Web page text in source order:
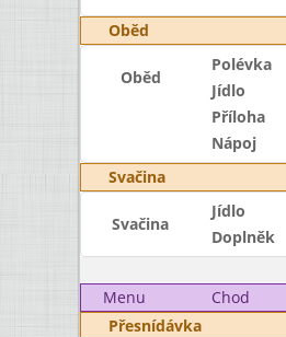
Oběd
Oběd
Polévka
Jídlo
Příloha
Nápoj
Svačina
Svačina
Jídlo
Doplněk
Menu
Chod
Přesnídávka